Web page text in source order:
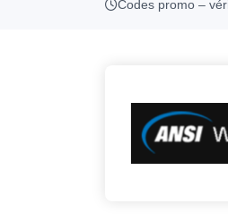
Codes promo –